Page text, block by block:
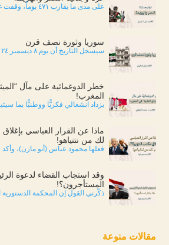
على مدى ما يقارب ٤٧١ يوماً، وقفت غزة وحيدةً...
سوريا وثورة نصف قرن
سيسجل التاريخ أن يوم ٨ ديسمبر ٢٠٢٤م يوم مفصلي...
خطر الدوغمائية على مآل
المغرب!
يزداد انشغالي فكريًّا ووطنيًّا بما
ماذا عن القرار العباسي
لك من نتنياهو!
فعلها محمود عباس (أبو مازن)، وأكد
وقد استجاب القضاء لدعوة
المستأجرون؟!
ذكّرني القول إن المحكمة الدستورية
مقالات منوعة